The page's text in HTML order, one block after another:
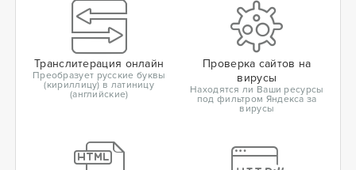
Транслитерация онлайн
Преобразует русские буквы
(кириллицу) в латиницу
(английские)
Проверка сайтов на
вирусы
Находятся ли Ваши ресурсы
под фильтром Яндекса за
вирусы